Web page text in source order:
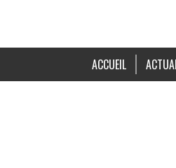
ACCUEIL